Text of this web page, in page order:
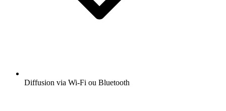
Diffusion via Wi-Fi ou Bluetooth